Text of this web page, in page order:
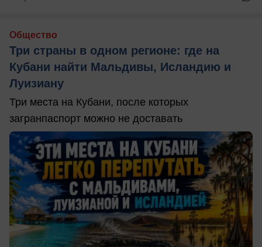
Общество
Три страны в одном регионе: где на
Кубани найти Мальдивы, Исландию и
Луизиану
Три места на Кубани, после которых
загранпаспорт можно не доставать